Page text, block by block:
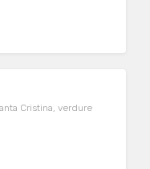
Cristina, verdure